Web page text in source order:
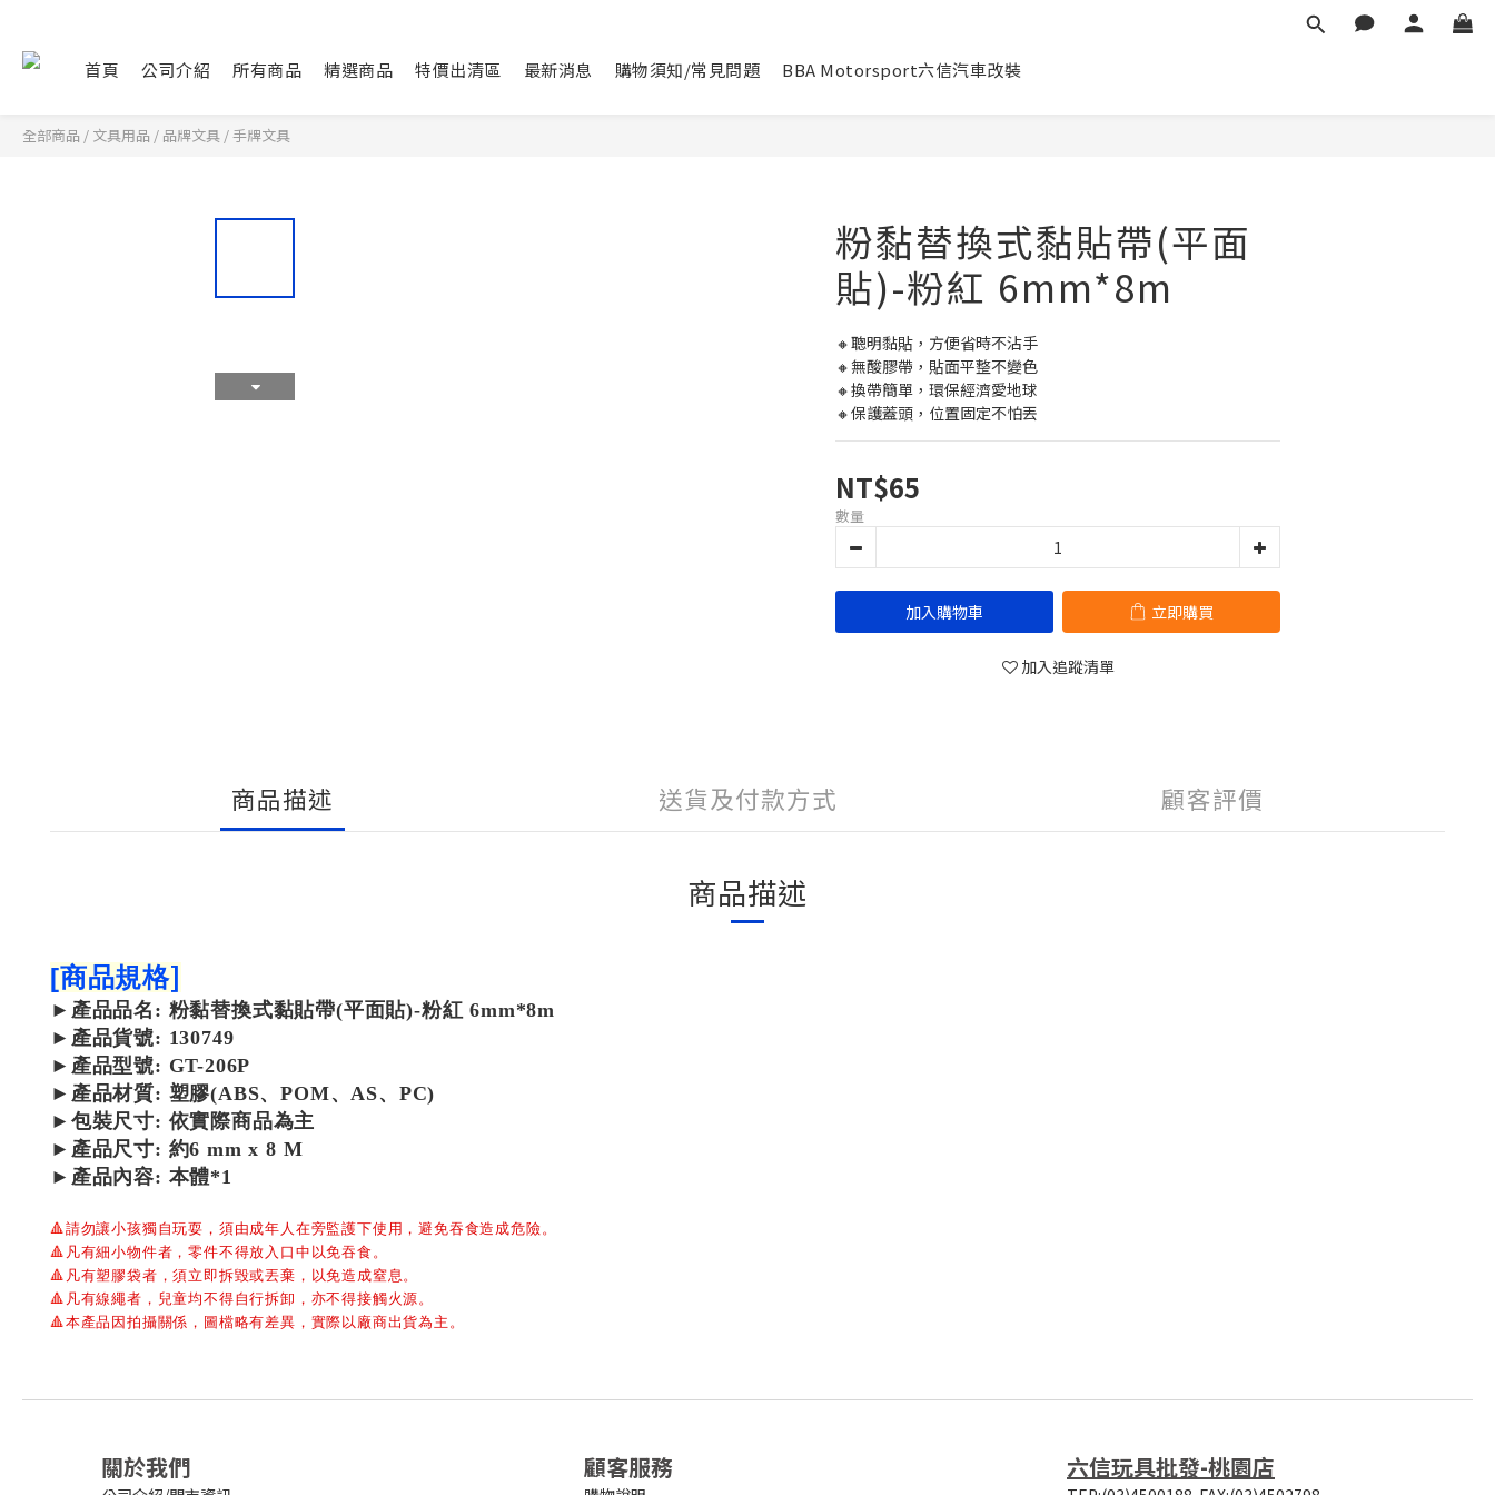
首頁 公司介紹 所有商品 精選商品 特價出清區 最新消息 購物須知/常見問題 BBA Motorsport六信汽車改裝
全部商品 / 文具用品 / 品牌文具 /手牌文具
粉黏替換式黏貼帶(平面
貼)-粉紅 6mm*8m
🔸聰明黏貼，方便省時不沾手
🔸無酸膠帶，貼面平整不變色
🔸換帶簡單，環保經濟愛地球
🔸保護蓋頭，位置固定不怕丟
NT$65
數量
加入購物車 立即購買
加入追蹤清單
商品描述 送貨及付款方式 顧客評價
商品描述
[商品規格]
►產品品名: 粉黏替換式黏貼帶(平面貼)-粉紅 6mm*8m
►產品貨號: 130749
►產品型號: GT-206P
►產品材質: 塑膠(ABS、POM、AS、PC)
►包裝尺寸: 依實際商品為主
►產品尺寸: 約6 mm x 8 M
►產品內容: 本體*1
🔺請勿讓小孩獨自玩耍，須由成年人在旁監護下使用，避免吞食造成危險。
🔺 凡有細小物件者，零件不得放入口中以免吞食。
🔺 凡有塑膠袋者，須立即拆毀或丟棄，以免造成窒息。
🔺 凡有線繩者，兒童均不得自行拆卸，亦不得接觸火源。
🔺本產品因拍攝關係，圖檔略有差異，實際以廠商出貨為主。
關於我們 顧客服務 六信玩具批發-桃園店